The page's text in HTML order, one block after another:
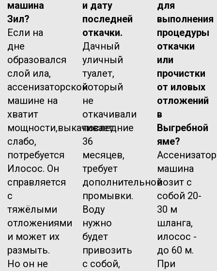
машина
Зил?
Если на
дне
образовался
слой ила,
ассенизаторской
машине на
хватит
мощности,выкачивает
слабо,
потребуется
Илосос. Он
справляется
с
тяжёлыми
отложениями
и может их
размыть.
Но он не
и дату
последней
откачки.
Дачный
уличный
туалет,
который
не
откачивали
последние
36
месяцев,
требует
дополнительной
промывки.
Воду
нужно
будет
привозить
с собой,
для
выполнения
процедуры
откачки
или
прочистки
от иловых
отложений
в
Выгребной
яме?
машина
возит с
собой 20-
30 м
шланга,
илосос -
до 60 м.
При